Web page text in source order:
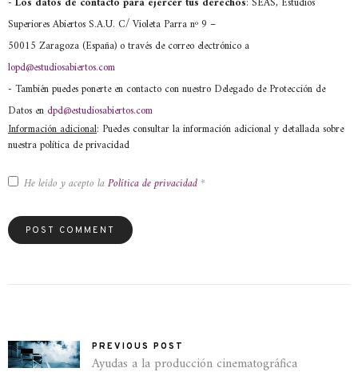
Superiores Abiertos S.A.U. C/ Violeta Parra nº 9 –
50015 Zaragoza (España) o través de correo electrónico a
lopd@estudiosabiertos.com
- También puedes ponerte en contacto con nuestro Delegado de Protección de
Datos en dpd@estudiosabiertos.com
Información adicional: Puedes consultar la información adicional y detallada sobre
nuestra política de privacidad
He leído y acepto la Política de privacidad *
PREVIOUS POST
Ayudas a la producción cinematográfica